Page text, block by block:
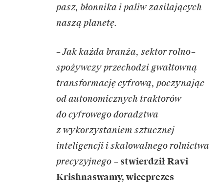
pasz, błonnika i paliw zasilających
naszą planetę.
– Jak każda branża, sektor rolno–
spożywczy przechodzi gwałtowną
transformację cyfrową, poczynając
od autonomicznych traktorów
do cyfrowego doradztwa
z wykorzystaniem sztucznej
inteligencji i skalowalnego rolnictwa
precyzyjnego – stwierdził Ravi
Krishnaswamy, wiceprezes